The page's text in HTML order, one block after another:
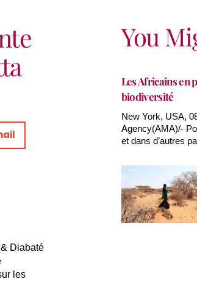
Diabaté
les
You
Les Africains en
biodiversité
New York, USA,
Agency(AMA)/-
et dans d’autres